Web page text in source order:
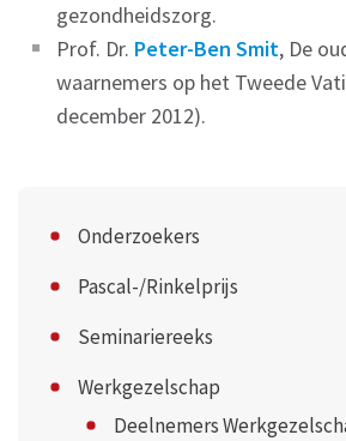
gezondheidszorg.
Prof. Dr. Peter-Ben Smit, De
waarnemers op het Tweede
december 2012).
Onderzoekers
Pascal-/Rinkelprijs
Seminariereeks
Werkgezelschap
Deelnemers